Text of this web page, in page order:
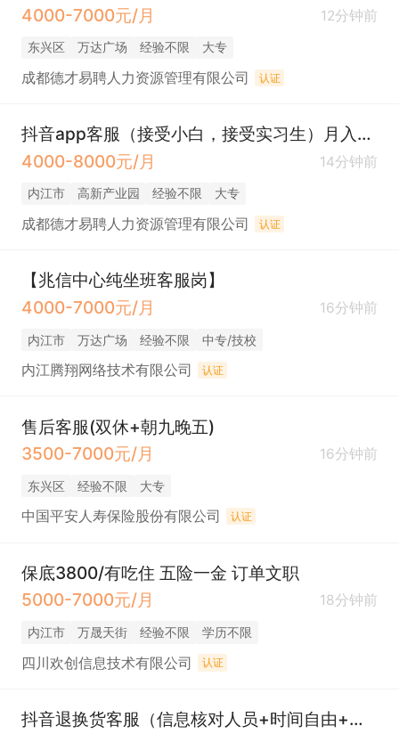
4000-7000元/月
12分钟前
东兴区 万达广场 经验不限 大专
成都德才易聘人力资源管理有限公司 认证
抖音app客服（接受小白，接受实习生）月入5000
4000-8000元/月
14分钟前
内江市 高新产业园 经验不限 大专
成都德才易聘人力资源管理有限公司 认证
【兆信中心纯坐班客服岗】
4000-7000元/月
16分钟前
内江市 万达广场 经验不限 中专/技校
内江腾翔网络技术有限公司 认证
售后客服(双休+朝九晚五)
3500-7000元/月
16分钟前
东兴区 经验不限 大专
中国平安人寿保险股份有限公司 认证
保底3800/有吃住 五险一金 订单文职
5000-7000元/月
18分钟前
内江市 万晟天街 经验不限 学历不限
四川欢创信息技术有限公司 认证
抖音退换货客服（信息核对人员+时间自由+多劳多得）